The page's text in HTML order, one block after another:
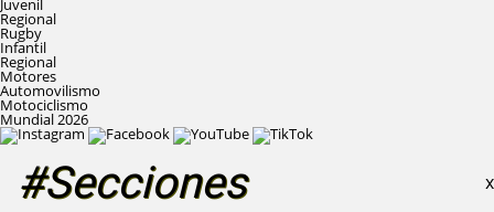
Juvenil
Regional
Rugby
Infantil
Regional
Motores
Automovilismo
Motociclismo
Mundial 2026
#Secciones X